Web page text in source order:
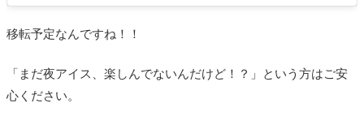
移転予定なんですね！！
「まだ夜アイス、楽しんでないんだけど！？」という方はご安
心ください。